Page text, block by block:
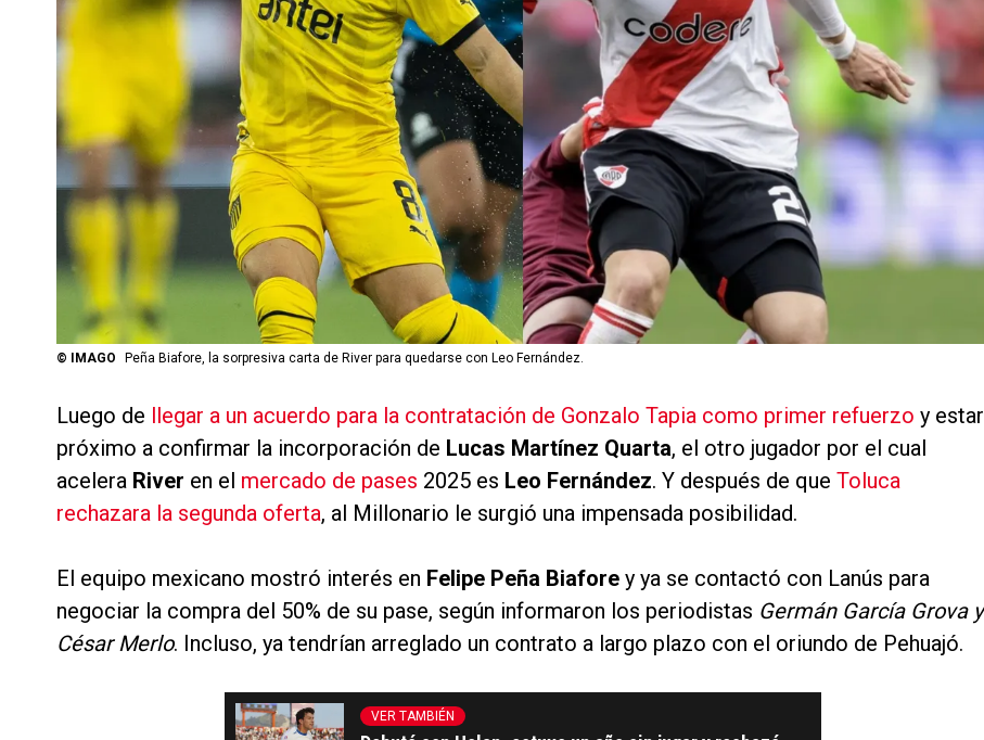
© IMAGO Peña Biafore, la sorpresiva carta de River para quedarse con Leo Fernández.
Luego de llegar a un acuerdo para la contratación de Gonzalo Tapia como primer refuerzo y estar
próximo a confirmar la incorporación de Lucas Martínez Quarta, el otro jugador por el cual
acelera River en el mercado de pases 2025 es Leo Fernández. Y después de que Toluca
rechazara la segunda oferta, al Millonario le surgió una impensada posibilidad.
El equipo mexicano mostró interés en Felipe Peña Biafore y ya se contactó con Lanús para
negociar la compra del 50% de su pase, según informaron los periodistas Germán García Grova y
César Merlo. Incluso, ya tendrían arreglado un contrato a largo plazo con el oriundo de Pehuajó.
VER TAMBIÉN